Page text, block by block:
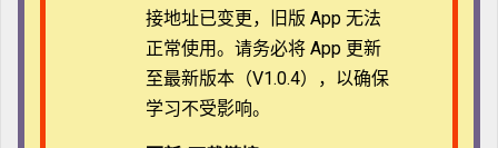
初阶
接地址已变更，旧版 App 无法
正常使用。请务必将 App 更新
至最新版本（V1.0.4），以确保
学习不受影响。